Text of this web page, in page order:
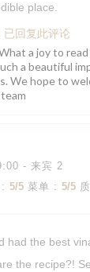
place.
已回复此评论
a joy to
a beautiful
We hope to
- 来宾 2
: 5/5 菜单 : 5/5
had the best
the recipe?!